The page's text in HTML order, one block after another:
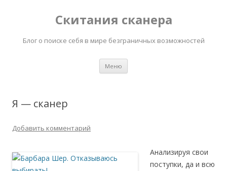
Скитания сканера
Блог о поиске себя в мире безграничных возможностей
Меню
Я — сканер
Добавить комментарий
Анализируя свои
поступки, да и всю